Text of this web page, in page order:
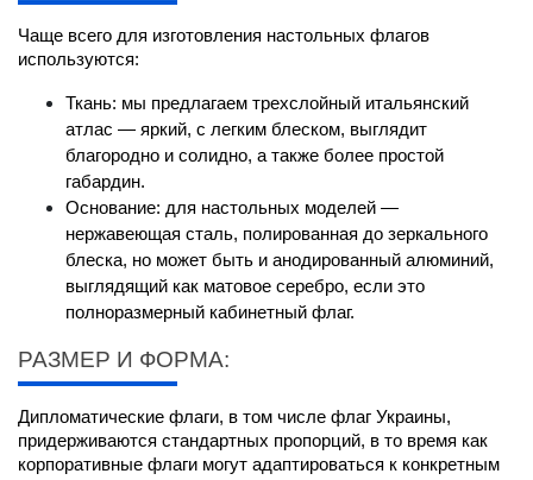
Чаще всего для изготовления настольных флагов
используются:
Ткань: мы предлагаем трехслойный итальянский
атлас — яркий, с легким блеском, выглядит
благородно и солидно, а также более простой
габардин.
Основание: для настольных моделей —
нержавеющая сталь, полированная до зеркального
блеска, но может быть и анодированный алюминий,
выглядящий как матовое серебро, если это
полноразмерный кабинетный флаг.
РАЗМЕР И ФОРМА:
Дипломатические флаги, в том числе флаг Украины,
придерживаются стандартных пропорций, в то время как
корпоративные флаги могут адаптироваться к конкретным